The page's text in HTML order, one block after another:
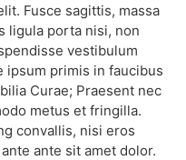
Fusce sagittis, massa
ligula porta nisi, non
vestibulum
ipsum primis in faucibus
Curae; Praesent nec
metus et fringilla.
convallis, nisi eros
ante sit amet dolor.